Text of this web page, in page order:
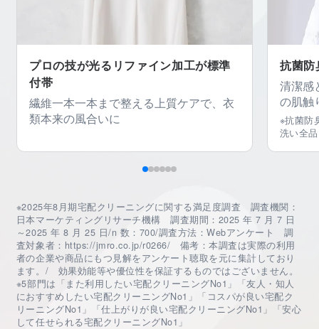
プロの技が光るリファイン加工が標準
付帯
繊維一本一本まで整える上質ケアで、衣
類本来の風合いに
抗菌防
清潔感
の肌触
※抗菌防
洗い全
※2025年8月期宅配クリーニングに関する満足度調査 調査機関：
日本マーケティングリサーチ機構 調査期間：2025 年 7 月 7 日
～2025 年 8 月 25 日/n 数：700/調査方法：Webアンケート 調
査対象者：https://jmro.co.jp/r0266/ 備考：本調査は実際の利用
者の企業や商品にもつ見解をアンケート聴取を元に集計しており
ます。/ 効果効能等や優位性を保証するものではございません。
※5部門は「また利用したい宅配クリーニングNo1」「友人・知人
におすすめしたい宅配クリーニングNo1」「コスパが良い宅配ク
リーニングNo1」「仕上がりが良い宅配クリーニングNo1」「安心
して任せられる宅配クリーニングNo1」